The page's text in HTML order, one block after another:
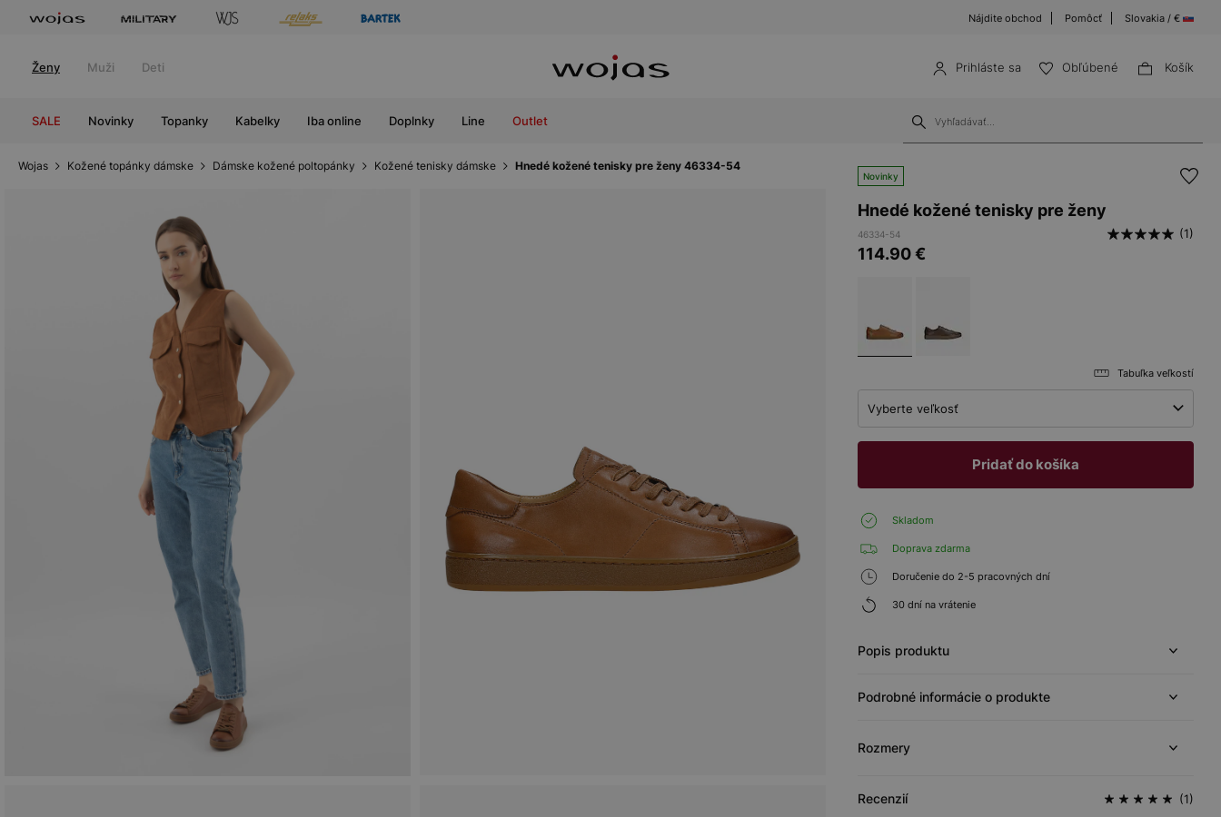
Nájdite obchod Pomôcť Slovakia / €
Ženy Muži Deti Prihláste sa Obľúbené Košík
SALE Novinky Topanky Kabelky Iba online Doplnky Line Outlet
Wojas Kožené topánky dámske Dámske kožené poltopánky Kožené tenisky dámske Hnedé kožené tenisky pre ženy 46334-54
Novinky
Hnedé kožené tenisky pre ženy
46334-54 (1)
114.90€
Tabuľka veľkostí
Vyberte veľkosť
Pridať do košíka
Skladom
Doprava zdarma
Doručenie do 2-5 pracovných dní
30 dní na vrátenie
Popis produktu
Podrobné informácie o produkte
Rozmery
Recenzií (1)